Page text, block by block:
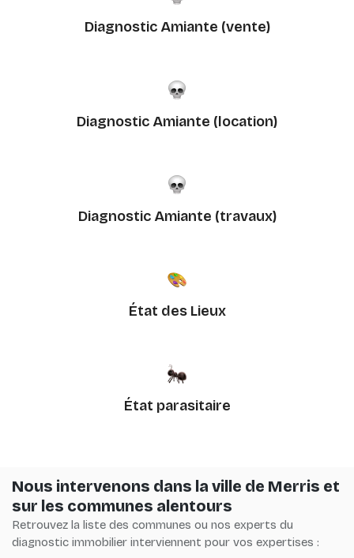
Diagnostic Amiante (vente)
Diagnostic Amiante (location)
Diagnostic Amiante (travaux)
État des Lieux
État parasitaire
Nous intervenons dans la ville de Merris et
sur les communes alentours
Retrouvez la liste des communes ou nos experts du
diagnostic immobilier interviennent pour vos expertises :